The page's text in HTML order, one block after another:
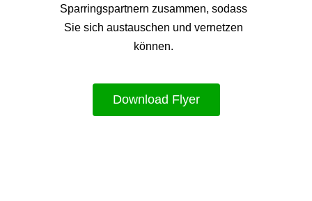
Sparringspartnern zusammen, sodass
Sie sich austauschen und vernetzen
können.
Download Flyer